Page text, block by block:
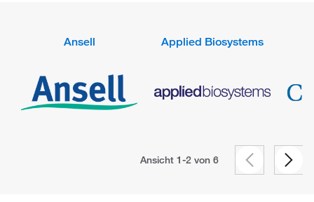
Ansell Applied Biosystems
Ansicht 1-2 von 6